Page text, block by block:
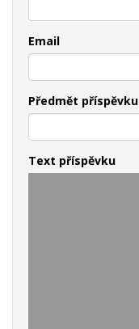
Email
Předmět příspěvku
Text příspěvku